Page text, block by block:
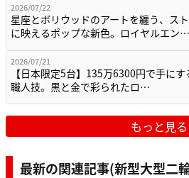
2026/07/22
星座とボリウッドのアートを纏う、ス
に映えるポップな新色。ロイヤルエン…
2026/07/21
【日本限定5台】135万6300円で手にす
職人技。黒と金で彩られたロ…
もっと見る
最新の関連記事(新型大型二